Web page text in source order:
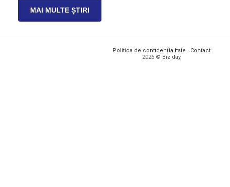
MAI MULTE ȘTIRI
Politica de confidențialitate · Contact
2026 © Biziday